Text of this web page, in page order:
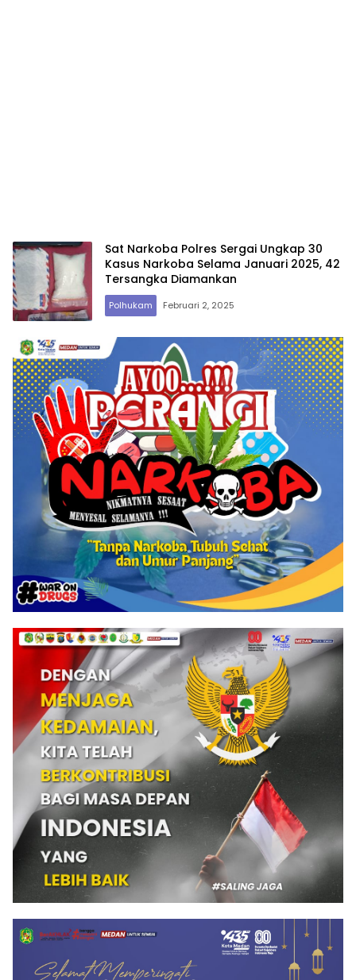
Sat Narkoba Polres Sergai Ungkap 30
Kasus Narkoba Selama Januari 2025, 42
Tersangka Diamankan
Polhukam Februari 2, 2025